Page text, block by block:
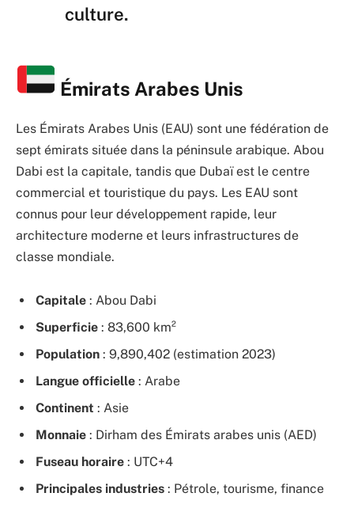
culture.
Émirats Arabes Unis
Les Émirats Arabes Unis (EAU) sont une fédération de
sept émirats située dans la péninsule arabique. Abou
Dabi est la capitale, tandis que Dubaï est le centre
commercial et touristique du pays. Les EAU sont
connus pour leur développement rapide, leur
architecture moderne et leurs infrastructures de
classe mondiale.
Capitale : Abou Dabi
Superficie : 83,600 km²
Population : 9,890,402 (estimation 2023)
Langue officielle : Arabe
Continent : Asie
Monnaie : Dirham des Émirats arabes unis (AED)
Fuseau horaire : UTC+4
Principales industries : Pétrole, tourisme, finance